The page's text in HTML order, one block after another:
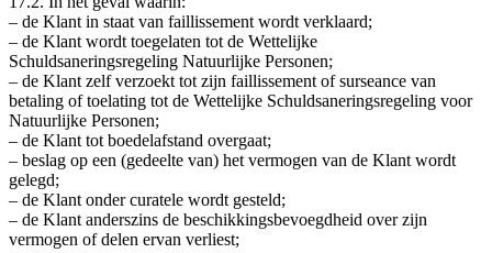
– de Klant in staat van faillissement wordt verklaard;
– de Klant wordt toegelaten tot de Wettelijke
Schuldsaneringsregeling Natuurlijke Personen;
– de Klant zelf verzoekt tot zijn faillissement of surseance van
betaling of toelating tot de Wettelijke Schuldsaneringsregeling voor
Natuurlijke Personen;
– de Klant tot boedelafstand overgaat;
– beslag op een (gedeelte van) het vermogen van de Klant wordt
gelegd;
– de Klant onder curatele wordt gesteld;
– de Klant anderszins de beschikkingsbevoegdheid over zijn
vermogen of delen ervan verliest;